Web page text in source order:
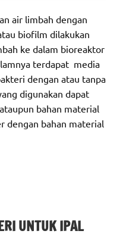
air limbah dengan
biofilm dilakukan
ke dalam bioreaktor
terdapat media
dengan atau tanpa
digunakan dapat
bahan material
dengan bahan material
UNTUK IPAL